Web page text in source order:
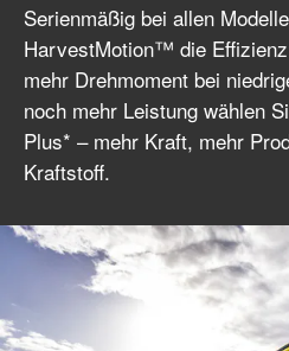
Serienmäßig bei allen
HarvestMotion™ die
mehr Drehmoment bei
noch mehr Leistung wählen
Plus* – mehr Kraft, mehr
Kraftstoff.